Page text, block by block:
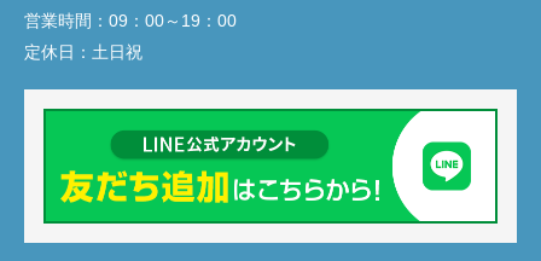
営業時間： 09：00～19：00
定休日： 土日祝